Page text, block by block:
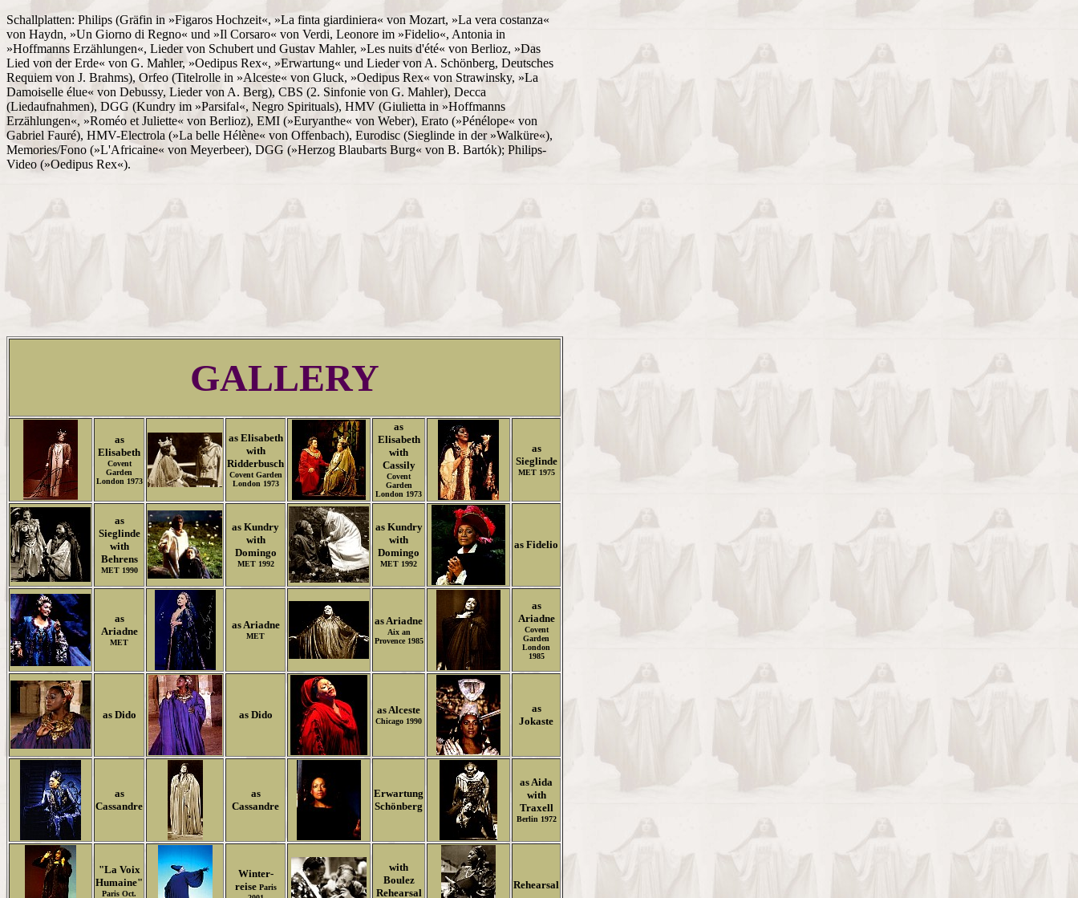
Schallplatten: Philips (Gräfin in »Figaros Hochzeit«, »La finta giardiniera« von Mozart, »La vera costanza«
von Haydn, »Un Giorno di Regno« und »Il Corsaro« von Verdi, Leonore im »Fidelio«, Antonia in
»Hoffmanns Erzählungen«, Lieder von Schubert und Gustav Mahler, »Les nuits d'été« von Berlioz, »Das
Lied von der Erde« von G. Mahler, »Oedipus Rex«, »Erwartung« und Lieder von A. Schönberg, Deutsches
Requiem von J. Brahms), Orfeo (Titelrolle in »Alceste« von Gluck, »Oedipus Rex« von Strawinsky, »La
Damoiselle élue« von Debussy, Lieder von A. Berg), CBS (2. Sinfonie von G. Mahler), Decca
(Liedaufnahmen), DGG (Kundry im »Parsifal«, Negro Spirituals), HMV (Giulietta in »Hoffmanns
Erzählungen«, »Roméo et Juliette« von Berlioz), EMI (»Euryanthe« von Weber), Erato (»Pénélope« von
Gabriel Fauré), HMV-Electrola (»La belle Hélène« von Offenbach), Eurodisc (Sieglinde in der »Walküre«),
Memories/Fono (»L'Africaine« von Meyerbeer), DGG (»Herzog Blaubarts Burg« von B. Bartók); Philips-
Video (»Oedipus Rex«).
GALLERY
as
Elisabeth
Covent
Garden
London 1973
as Elisabeth
with
Ridderbusch
Covent Garden
London 1973
as
Elisabeth
with
Cassily
Covent
Garden
London 1973
as
Sieglinde
MET 1975
as
Sieglinde
with
Behrens
MET 1990
as Kundry
with
Domingo
MET 1992
as Kundry
with
Domingo
MET 1992
as Fidelio
as
Ariadne
MET
as Ariadne
MET
as Ariadne
Aix an
Provence 1985
as
Ariadne
Covent
Garden
London
1985
as Dido as Dido as Alceste
Chicago 1990
as
Jokaste
as
Cassandre
as
Cassandre
Erwartung
Schönberg
as Aida
with
Traxell
Berlin 1972
"La Voix
Humaine"
Paris Oct.
Winter-
reise Paris
with
Boulez
Rehearsal
Rehearsal